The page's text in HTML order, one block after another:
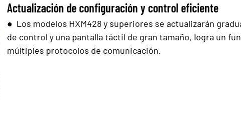
Actualización de configuración y control eficiente
● Los modelos HXM428 y superiores se actualizarán
de control y una pantalla táctil de gran tamaño, logra un
múltiples protocolos de comunicación.